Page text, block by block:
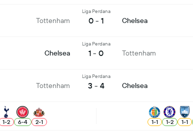
Tottenham
Liga Perdana
0 - 1 Chelsea
Chelsea
Liga Perdana
1 - 0 Tottenham
Tottenham
Liga Perdana
3 - 4 Chelsea
1-2 6-4 2-1 1-1 1-2 1-1